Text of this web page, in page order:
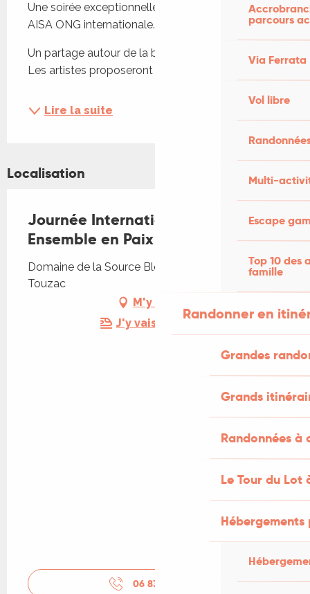
parcours
Via Ferrata
Vol libre
Multi-
Escape
Top 10 des
famille
Randonner en
Grandes
Grands
Randonnées
Le Tour du Lot
Une soirée exceptionnelle organisée en lien avec
AISA ONG internationale.
Un partage autour de la beauté et de l’humanité.
Les artistes proposeront des temps de récits, de...
Lire la suite
Localisation
Journée Internationale du Vivre
Ensemble en Paix
Domaine de la Source Bleue, La Tour, 46700
Touzac
M'y rendre
J'y vais en train !
06 83 11 66